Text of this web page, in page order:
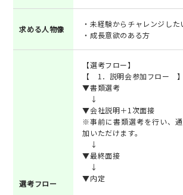
求める人物像
・未経験からチャレンジした
・成長意欲のある方
選考フロー
【選考フロー】
【 1．説明会参加フロー 】
▼書類選考
↓
▼会社説明＋1次面接
※事前に書類選考を行い、
加いただけます。
↓
▼最終面接
↓
▼内定